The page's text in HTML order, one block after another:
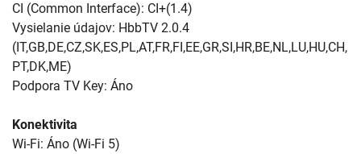
CI (Common Interface): CI+(1.4)
Vysielanie údajov: HbbTV 2.0.4
(IT,GB,DE,CZ,SK,ES,PL,AT,FR,FI,EE,GR,SI,HR,BE,NL,LU,HU,CH,
PT,DK,ME)
Podpora TV Key: Áno
Konektivita
Wi-Fi: Áno (Wi-Fi 5)